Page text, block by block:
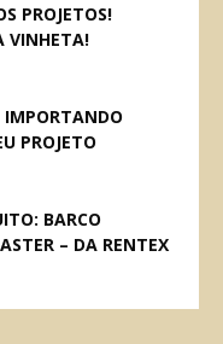
PROJETOS!
VINHETA!
IMPORTANDO
PROJETO
BARCO
– DA RENTEX